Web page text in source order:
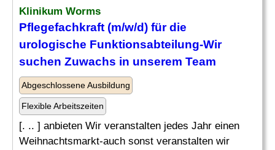
Klinikum Worms
Pflegefachkraft (m/w/d) für die
urologische Funktionsabteilung-Wir
suchen Zuwachs in unserem Team
Abgeschlossene Ausbildung
Flexible Arbeitszeiten
[. .. ] anbieten Wir veranstalten jedes Jahr einen
Weihnachtsmarkt-auch sonst veranstalten wir